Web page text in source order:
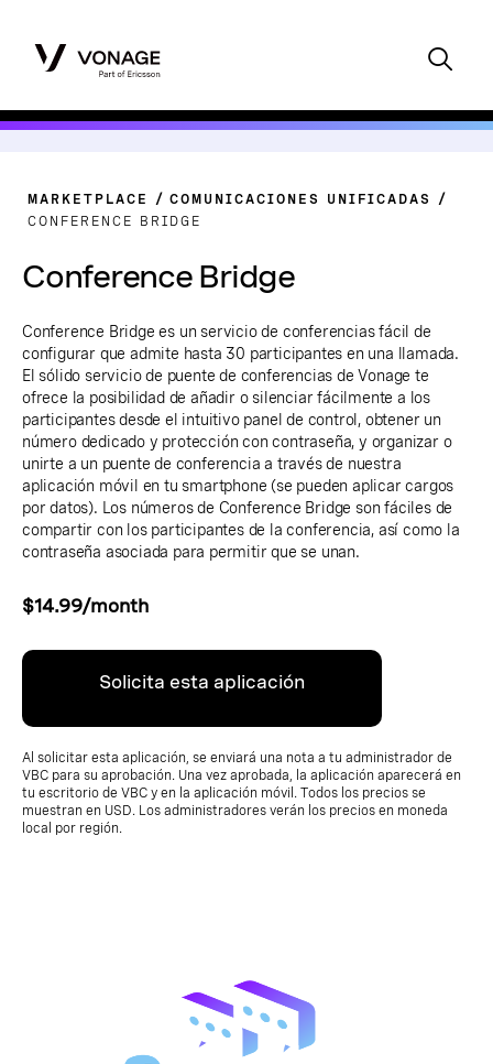
MARKETPLACE
COMUNICACIONES UNIFICADAS
CONFERENCE BRIDGE
Conference Bridge
Conference Bridge es un servicio de conferencias fácil de
configurar que admite hasta 30 participantes en una llamada.
El sólido servicio de puente de conferencias de Vonage te
ofrece la posibilidad de añadir o silenciar fácilmente a los
participantes desde el intuitivo panel de control, obtener un
número dedicado y protección con contraseña, y organizar o
unirte a un puente de conferencia a través de nuestra
aplicación móvil en tu smartphone (se pueden aplicar cargos
por datos). Los números de Conference Bridge son fáciles de
compartir con los participantes de la conferencia, así como la
contraseña asociada para permitir que se unan.
$14.99/month
Solicita esta aplicación
Al solicitar esta aplicación, se enviará una nota a tu administrador de
VBC para su aprobación. Una vez aprobada, la aplicación aparecerá en
tu escritorio de VBC y en la aplicación móvil. Todos los precios se
muestran en USD. Los administradores verán los precios en moneda
local por región.